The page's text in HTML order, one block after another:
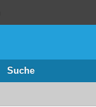
Suche